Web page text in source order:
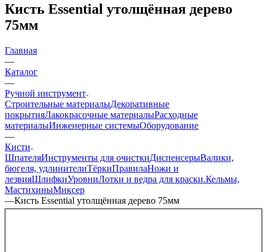
Кисть Essential утолщённая дерево
75мм
Главная
—
Каталог
—
Ручной инструмент
Строительные материалыДекоративные
покрытияЛакокрасочные материалыРасходные
материалыИнженерные системыОборудование
—
Кисти
ШпателяИнструменты для очисткиДиспенсерыВалики,
бюгеля, удлинителиТёркиПравилаНожи и
лезвияШлифкиУровниЛотки и ведра для краски.Кельмы,
МастихиныМиксер
—Кисть Essential утолщённая дерево 75мм